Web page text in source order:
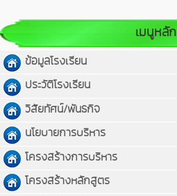
เมนูหลัก
ข้อมูลโรงเรียน
ประวัติโรงเรียน
วิสัยทัศน์/พันธกิจ
นโยบายการบริหาร
โครงสร้างการบริหาร
โครงสร้างหลักสูตร